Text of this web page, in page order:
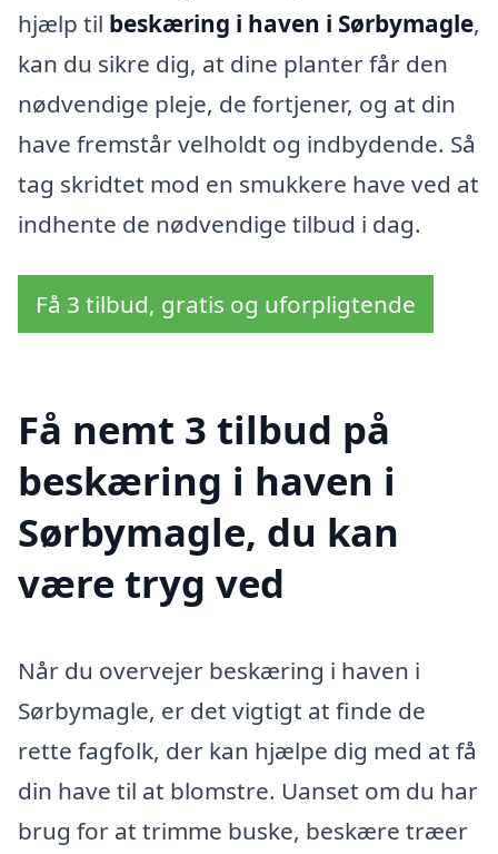
hjælp til beskæring i haven i Sørbymagle,
kan du sikre dig, at dine planter får den
nødvendige pleje, de fortjener, og at din
have fremstår velholdt og indbydende. Så
tag skridtet mod en smukkere have ved at
indhente de nødvendige tilbud i dag.
Få 3 tilbud, gratis og uforpligtende
Få nemt 3 tilbud på
beskæring i haven i
Sørbymagle, du kan
være tryg ved
Når du overvejer beskæring i haven i
Sørbymagle, er det vigtigt at finde de
rette fagfolk, der kan hjælpe dig med at få
din have til at blomstre. Uanset om du har
brug for at trimme buske, beskære træer